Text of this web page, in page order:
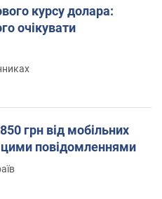
курсу долара:
очікувати
грн від мобільних
цими повідомленнями